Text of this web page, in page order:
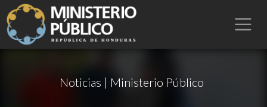
Noticias | Ministerio Público